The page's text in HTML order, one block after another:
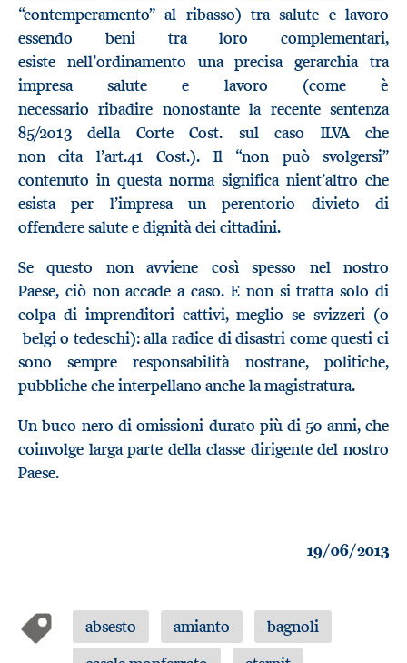
“contemperamento” al ribasso) tra salute e lavoro
essendo beni tra loro complementari,
esiste nell’ordinamento una precisa gerarchiatra
impresa salute e lavoro (comeè
necessarioribadire nonostante la recentesentenza
85/2013 della Corte Cost. sul caso ILVA che
noncita l’art.41 Cost.). Il “non può svolgersi”
contenuto in questa norma significa nient’altro che
esista per l’impresaunperentorio divieto di
offenderesalute e dignità deicittadini.
Se questo non avviene così spesso nel nostro
Paese, ciò non accade a caso. Enon si tratta solo di
colpa di imprenditori cattivi, meglio se svizzeri (o
belgi o tedeschi): alla radice di disastri come questici
sono sempre responsabilità nostrane, politiche,
pubbliche che interpellano anche la magistratura.
Un buco nero di omissioni durato più di 50 anni, che
coinvolge larga parte della classe dirigentedelnostro
Paese.
19/06/2013
absesto amianto
bagnoli